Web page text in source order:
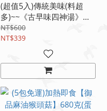
(超值5入)傳統美味(料超
多)~~《古早味四神湯》
360gx5
NT$600
NT$339